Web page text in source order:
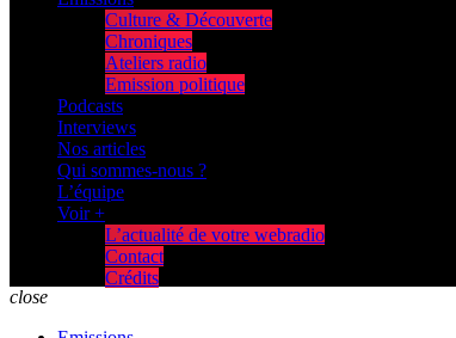
Culture & Découverte
Chroniques
Ateliers radio
Emission politique
Podcasts
Interviews
Nos articles
Qui sommes-nous ?
L’équipe
Voir +
L’actualité de votre webradio
Contact
Crédits
close